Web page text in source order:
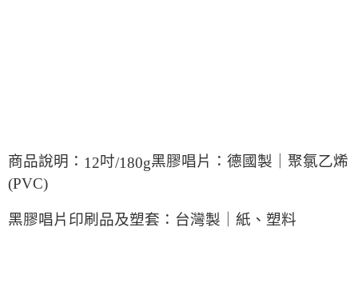
商品說明： 12吋/180g黑膠唱片：德國製｜聚氯乙烯
(PVC)
黑膠唱片印刷品及塑套：台灣製｜紙、塑料